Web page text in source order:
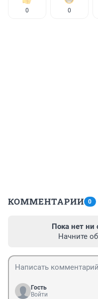
0 0
КОММЕНТАРИИ 0
Пока нет ни
Начните
Гость
Войти